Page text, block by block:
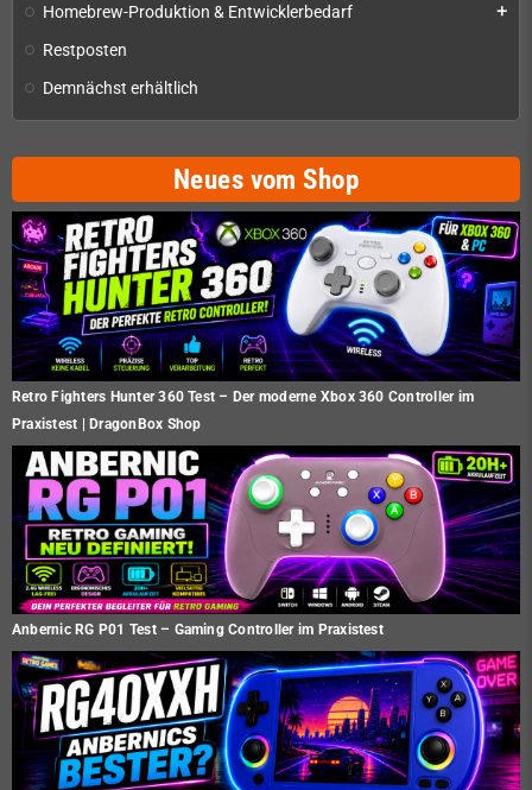
Homebrew-Produktion & Entwicklerbedarf add
Restposten
Demnächst erhältlich
Neues vom Shop
Retro Fighters Hunter 360 Test – Der moderne Xbox 360 Controller im
Praxistest | DragonBox Shop
Anbernic RG P01 Test – Gaming Controller im Praxistest